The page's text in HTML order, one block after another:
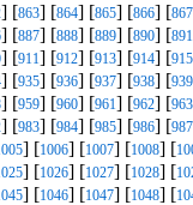
] [863] [864] [865] [866] [867
] [887] [888] [889] [890] [891
] [911] [912] [913] [914] [915
] [935] [936] [937] [938] [939
] [959] [960] [961] [962] [963
] [983] [984] [985] [986] [987
] [1006] [1007] [1008] [
] [1026] [1027] [1028] [
] [1046] [1047] [1048] [